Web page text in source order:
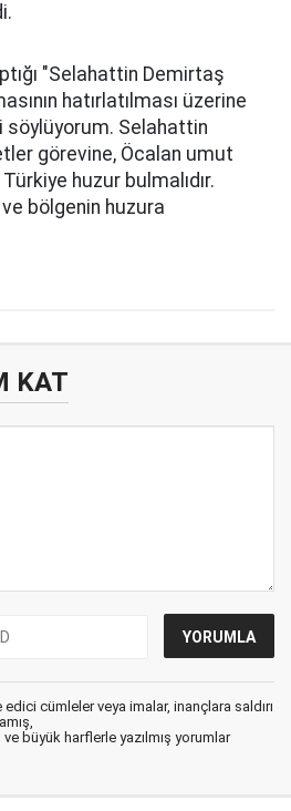
"Selahattin Demirtaş
hatırlatılması üzerine
söylüyorum. Selahattin
görevine, Öcalan umut
huzur bulmalıdır.
bölgenin huzura
KAT
cümleler veya imalar, inançlara saldırı
büyük harflerle yazılmış yorumlar